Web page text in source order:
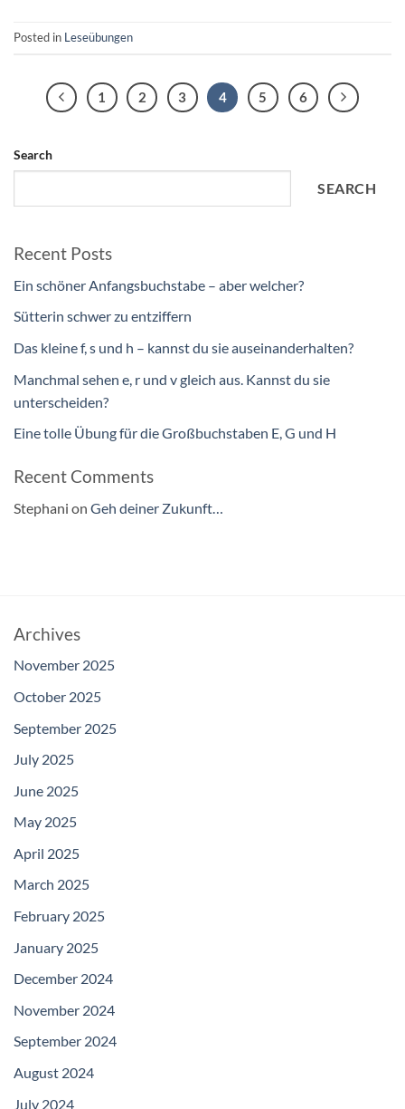
Posted in Leseübungen
1 2 3 4 5 6
Search
SEARCH
Recent Posts
Ein schöner Anfangsbuchstabe – aber welcher?
Sütterin schwer zu entziffern
Das kleine f, s und h – kannst du sie auseinanderhalten?
Manchmal sehen e, r und v gleich aus. Kannst du sie
unterscheiden?
Eine tolle Übung für die Großbuchstaben E, G und H
Recent Comments
Stephani on Geh deiner Zukunft…
Archives
November 2025
October 2025
September 2025
July 2025
June 2025
May 2025
April 2025
March 2025
February 2025
January 2025
December 2024
November 2024
September 2024
August 2024
July 2024